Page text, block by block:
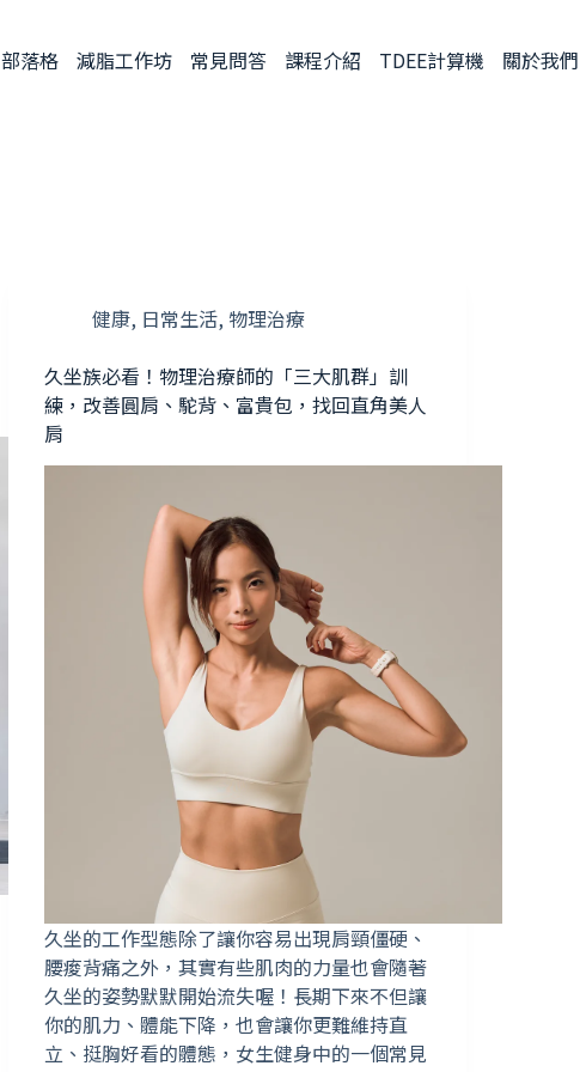
部落格 減脂工作坊 常見問答 課程介紹 TDEE計算機 關於我們
健康, 日常生活, 物理治療
久坐族必看！物理治療師的「三大肌群」訓
練，改善圓肩、駝背、富貴包，找回直角美人
肩
久坐的工作型態除了讓你容易出現肩頸僵硬、
腰痠背痛之外，其實有些肌肉的力量也會隨著
久坐的姿勢默默開始流失喔！長期下來不但讓
你的肌力、體能下降，也會讓你更難維持直
立、挺胸好看的體態，女生健身中的一個常見